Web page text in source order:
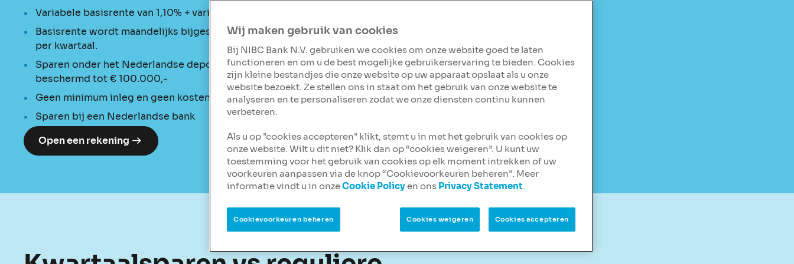
Variabele basisrente van 1,10% + variabele bonusrente van 0,40%
Basisrente wordt maandelijks bijgeschreven en de bonusrente één keer
per kwartaal.
Sparen onder het Nederlandse depositogarantiestelsel. Je spaargeld is
beschermd tot € 100.000,-
Geen minimum inleg en geen kosten
Sparen bij een Nederlandse bank
Open een rekening
Wij maken gebruik van cookies
Bij NIBC Bank N.V. gebruiken we cookies om onze website goed te laten
functioneren en om u de best mogelijke gebruikerservaring te bieden. Cookies
zijn kleine bestandjes die onze website op uw apparaat opslaat als u onze
website bezoekt. Ze stellen ons in staat om het gebruik van onze website te
analyseren en te personaliseren zodat we onze diensten continu kunnen
verbeteren.
Als u op "cookies accepteren" klikt, stemt u in met het gebruik van cookies op
onze website. Wilt u dit niet? Klik dan op “cookies weigeren”. U kunt uw
toestemming voor het gebruik van cookies op elk moment intrekken of uw
voorkeuren aanpassen via de knop “Cookievoorkeuren beheren". Meer
informatie vindt u in onzeCookie Policyen ons Privacy Statement.
Cookievoorkeuren beheren Cookies weigeren Cookies accepteren